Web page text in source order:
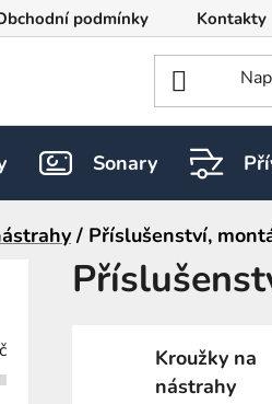
podmínky Kontakty
Sonary
/ Příslušenství,
Kroužky na
nástrahy